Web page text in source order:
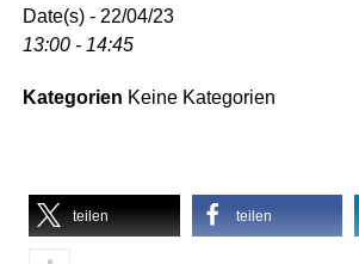
Date(s) - 22/04/23
13:00 - 14:45
Kategorien Keine Kategorien
teilen teilen